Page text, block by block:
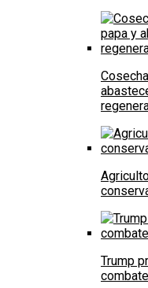
Trump